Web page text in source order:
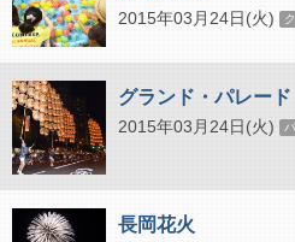
2015年03月24日(火)
グランド・パレード
2015年03月24日(火)
長岡花火